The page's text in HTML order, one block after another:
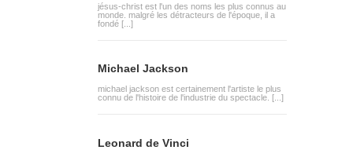
jésus-christ est l'un des noms les plus connus au
monde. malgré les détracteurs de l'époque, il a
fondé [...]
Michael Jackson
michael jackson est certainement l'artiste le plus
connu de l'histoire de l'industrie du spectacle. [...]
Leonard de Vinci